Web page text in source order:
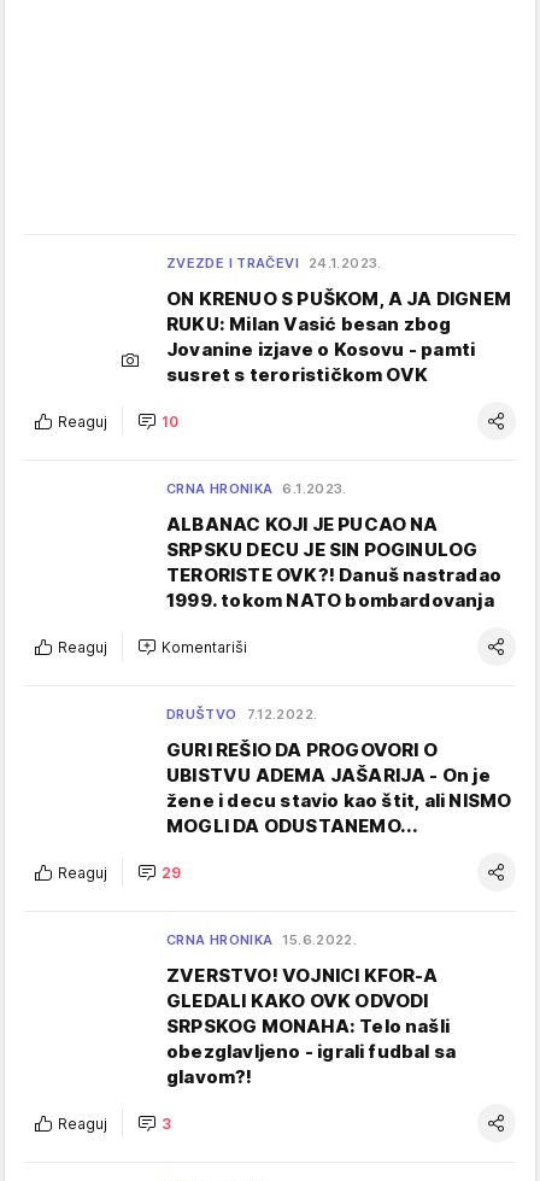
ZVEZDE I TRAČEVI 24.1.2023.
ON KRENUO S PUŠKOM, A JA DIGNEM
RUKU: Milan Vasić besan zbog
Jovanine izjave o Kosovu - pamti
susret s terorističkom OVK
Reaguj 10
CRNA HRONIKA 6.1.2023.
ALBANAC KOJI JE PUCAO NA
SRPSKU DECU JE SIN POGINULOG
TERORISTE OVK?! Danuš nastradao
1999. tokom NATO bombardovanja
Reaguj Komentariši
DRUŠTVO 7.12.2022.
GURI REŠIO DA PROGOVORI O
UBISTVU ADEMA JAŠARIJA - On je
žene i decu stavio kao štit, ali NISMO
MOGLI DA ODUSTANEMO...
Reaguj 29
CRNA HRONIKA 15.6.2022.
ZVERSTVO! VOJNICI KFOR-A
GLEDALI KAKO OVK ODVODI
SRPSKOG MONAHA: Telo našli
obezglavljeno - igrali fudbal sa
glavom?!
Reaguj 3